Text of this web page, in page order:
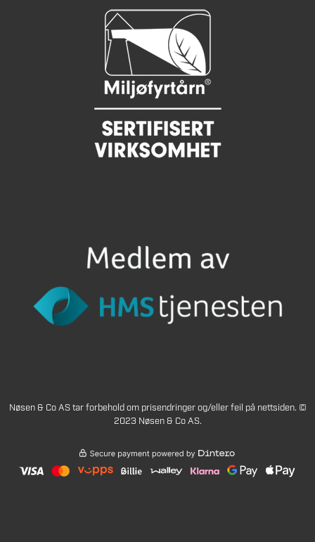
Nøsen & Co AS tar forbehold om prisendringer og/eller feil på nettsiden. ©
2023 Nøsen & Co AS.